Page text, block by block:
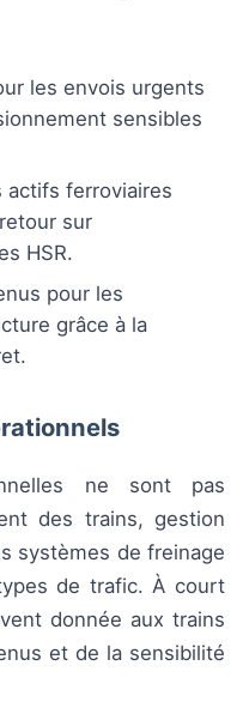
les envois urgents
sensibles
actifs ferroviaires
sur
HSR.
pour les
grâce à la
ne sont pas
des trains, gestion
systèmes de freinage
de trafic. À court
donnée aux trains
et de la sensibilité